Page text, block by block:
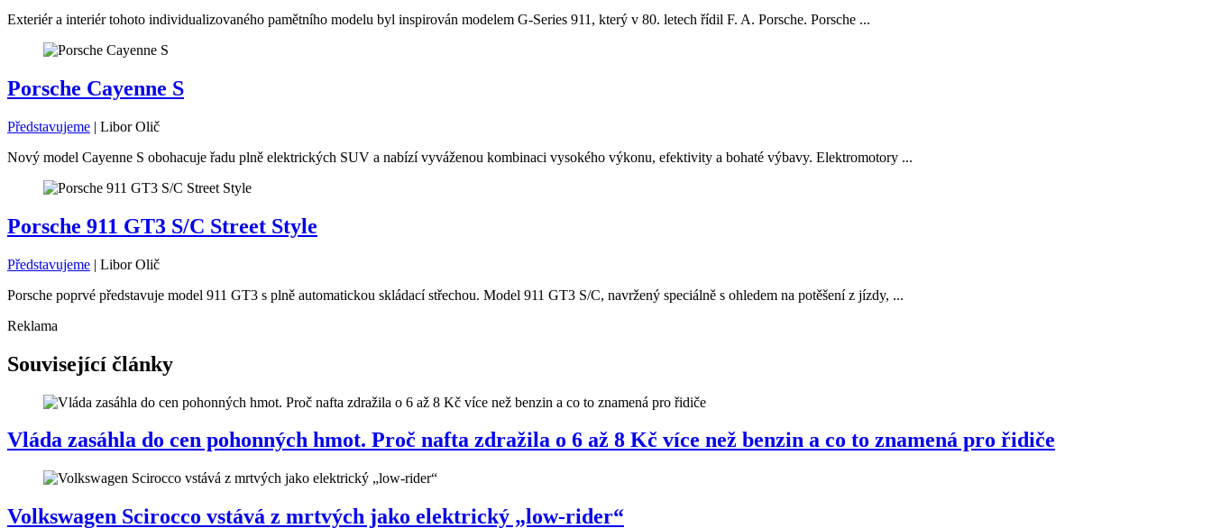
Exteriér a interiér tohoto individualizovaného pamětního modelu byl inspirován modelem G-Series 911, který v 80. letech řídil F. A. Porsche. Porsche ...
Porsche Cayenne S
Představujeme | Libor Olič
Nový model Cayenne S obohacuje řadu plně elektrických SUV a nabízí vyváženou kombinaci vysokého výkonu, efektivity a bohaté výbavy. Elektromotory ...
Porsche 911 GT3 S/C Street Style
Představujeme | Libor Olič
Porsche poprvé představuje model 911 GT3 s plně automatickou skládací střechou. Model 911 GT3 S/C, navržený speciálně s ohledem na potěšení z jízdy, ...
Reklama
Související články
Vláda zasáhla do cen pohonných hmot. Proč nafta zdražila o 6 až 8 Kč více než benzin a co to znamená pro řidiče
Volkswagen Scirocco vstává z mrtvých jako elektrický „low-rider“